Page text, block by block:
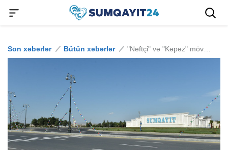
Son xəbərlər Bütün xəbərlər